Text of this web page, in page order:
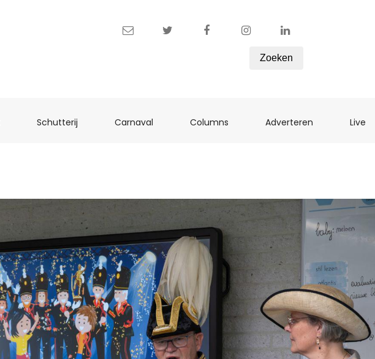
Zoeken
(current)Schutterij (current)Carnaval (current)Columns (current)Adverteren (current)Live